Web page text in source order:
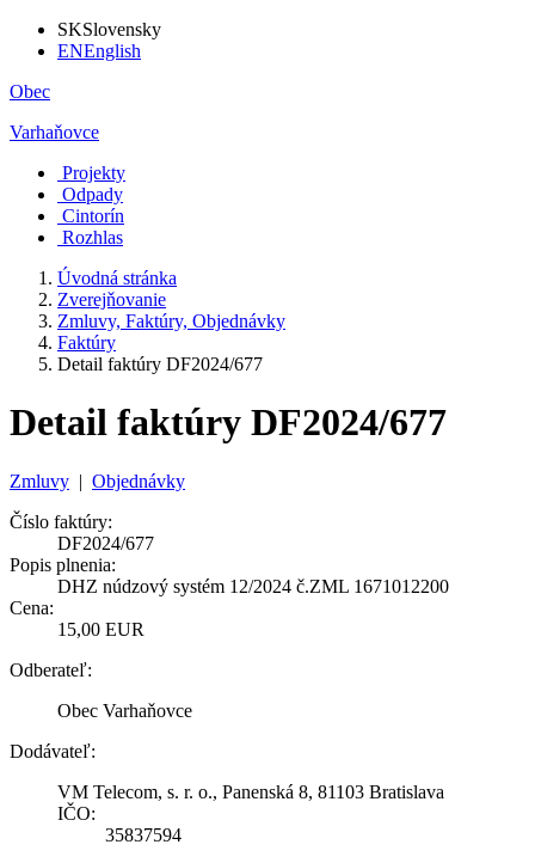
SKSlovensky
ENEnglish
Obec
Varhaňovce
Projekty
Odpady
Cintorín
Rozhlas
Úvodná stránka
Zverejňovanie
Zmluvy, Faktúry, Objednávky
Faktúry
Detail faktúry DF2024/677
Detail faktúry DF2024/677
Zmluvy | Objednávky
Číslo faktúry:
DF2024/677
Popis plnenia:
DHZ núdzový systém 12/2024 č.ZML 1671012200
Cena:
15,00 EUR
Odberateľ:
Obec Varhaňovce
Dodávateľ:
VM Telecom, s. r. o., Panenská 8, 81103 Bratislava
IČO:
35837594